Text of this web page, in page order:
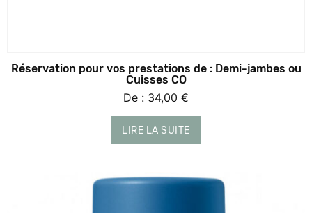
Réservation pour vos prestations de : Demi-jambes ou
Cuisses CO
De : 34,00 €
LIRE LA SUITE